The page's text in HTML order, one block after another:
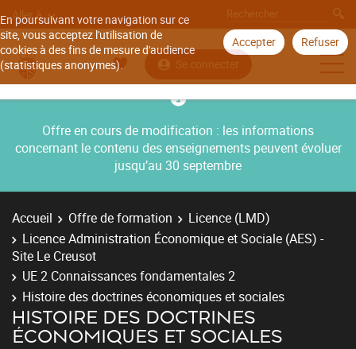
En poursuivant votre navigation sur ce
site, vous acceptez l'utilisation de
cookies à des fins de mesure d'audience
(statistiques anonymes).
Accepter Refuser
Aller à
Se connecter
Offre en cours de modification : les informations
concernant le contenu des enseignements peuvent évoluer
jusqu’au 30 septembre
Accueil Offre de formation
Licence (LMD)
Licence Administration Économique et Sociale (AES) -
Site Le Creusot
UE 2 Connaissances fondamentales 2
Histoire des doctrines économiques et sociales
HISTOIRE DES DOCTRINES
ÉCONOMIQUES ET SOCIALES